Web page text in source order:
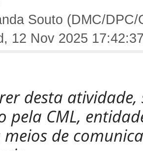
Souto (DMC/DPC/
12 Nov 2025
desta
pela CML,
meios de